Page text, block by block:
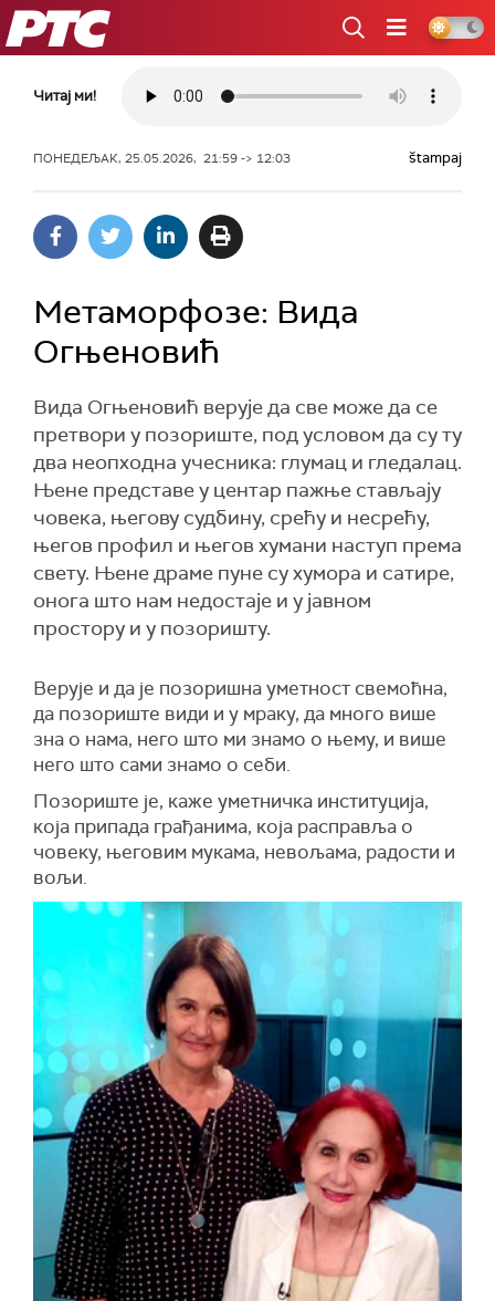
РТС
Читај ми!
ПОНЕДЕЉАК, 25.05.2026, 21:59 -> 12:03 štampaj
Метаморфозе: Вида
Огњеновић
Вида Огњеновић верује да све може да се
претвори у позориште, под условом да су ту
два неопходна учесника: глумац и гледалац.
Њене представе у центар пажње стављају
човека, његову судбину, срећу и несрећу,
његов профил и његов хумани наступ према
свету. Њене драме пуне су хумора и сатире,
онога што нам недостаје и у јавном
простору и у позоришту.
Верује и да је позоришна уметност свемоћна,
да позориште види и у мраку, да много више
зна о нама, него што ми знамо о њему, и више
него што сами знамо о себи.
Позориште је, каже уметничка институција,
која припада грађанима, која расправља о
човеку, његовим мукама, невољама, радости и
вољи.